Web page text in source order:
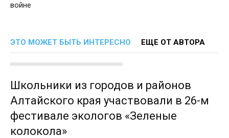
войне
ЭТО МОЖЕТ БЫТЬ ИНТЕРЕСНО ЕЩЕ ОТ АВТОРА
Школьники из городов и районов
Алтайского края участвовали в 26-м
фестивале экологов «Зеленые
колокола»